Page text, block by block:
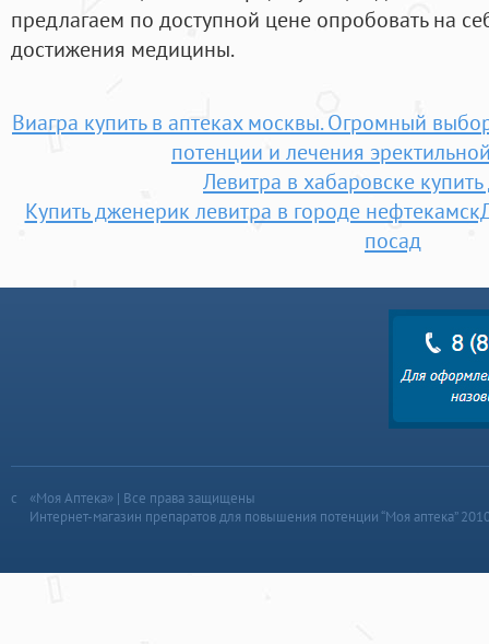
предлагаем по доступной цене опробовать на
достижения медицины.
Виагра купить в аптеках москвы. Огромный
потенции и лечения
Левитра в хабаровске
Купить дженерик левитра в городе
посад
«Моя Аптека» | Все права защищены
Интернет-магазин препаратов для повышения потенции “Моя аптека”